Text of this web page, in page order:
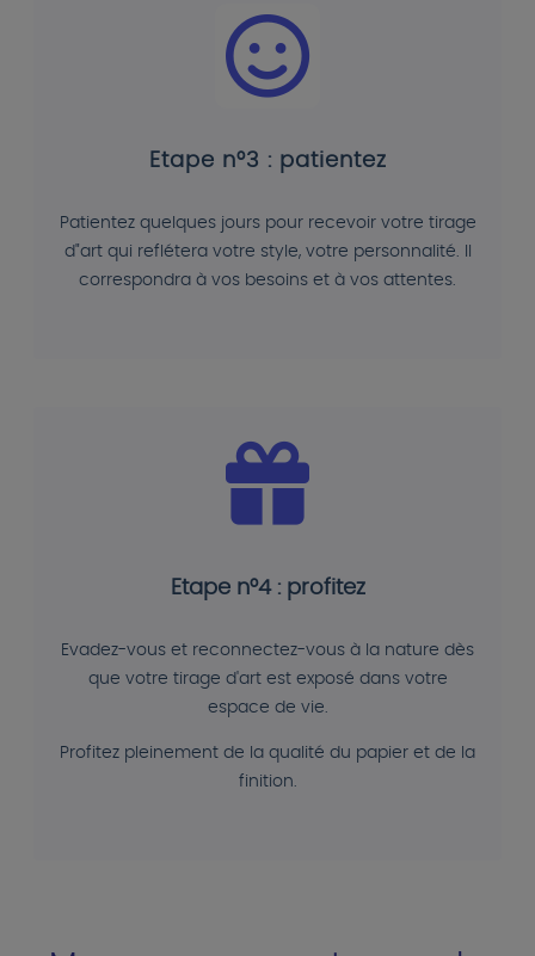
Etape n°3 : patientez
Patientez quelques jours pour recevoir votre tirage
d"art qui reflétera votre style, votre personnalité. Il
correspondra à vos besoins et à vos attentes.
Etape n°4 : profitez
Evadez-vous et reconnectez-vous à la nature dès
que votre tirage d'art est exposé dans votre
espace de vie.
Profitez pleinement de la qualité du papier et de la
finition.